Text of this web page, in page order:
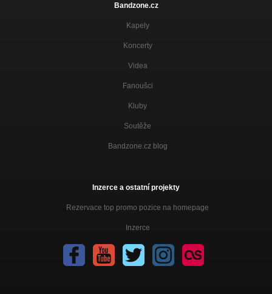
Bandzone.cz
Kapely
Koncerty
Videa
Fanoušci
Kluby
Soutěže
Bandzone.cz blog
Inzerce a ostatní projekty
Rezervace top promo pozice na homepage
Inzerce